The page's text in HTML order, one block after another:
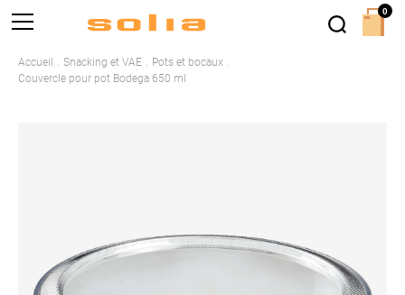
Accueil Snacking et VAE
Pots et bocaux
Couvercle pour pot Bodega 650 ml
0